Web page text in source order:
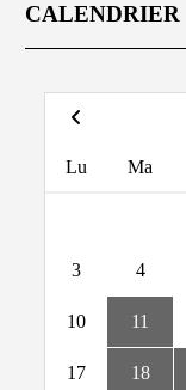
CALENDRIER
Lu Ma
3 4
10 11
17 18